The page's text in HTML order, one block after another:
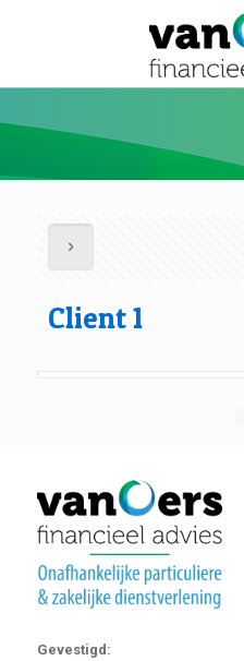
Client 1
Gevestigd: